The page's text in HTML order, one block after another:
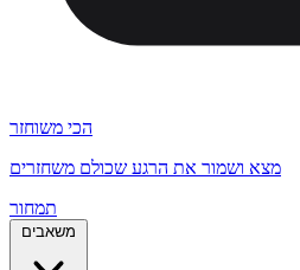
הכי משוחזר
מצא ושמור את הרגע שכולם משחזרים
תמחור
משאבים